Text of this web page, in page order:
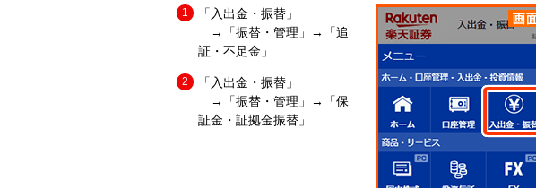
「入出金・振替」
→「振替・管理」→「追
証・不足金」
「入出金・振替」
→「振替・管理」→「保
証金・証拠金振替」